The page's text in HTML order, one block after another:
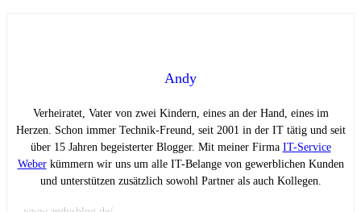
Andy
Verheiratet, Vater von zwei Kindern, eines an der Hand, eines im
Herzen. Schon immer Technik-Freund, seit 2001 in der IT tätig und seit
über 15 Jahren begeisterter Blogger. Mit meiner Firma IT-Service
Weberkümmern wir uns um alle IT-Belange von gewerblichen Kunden
und unterstützen zusätzlich sowohl Partner als auch Kollegen.